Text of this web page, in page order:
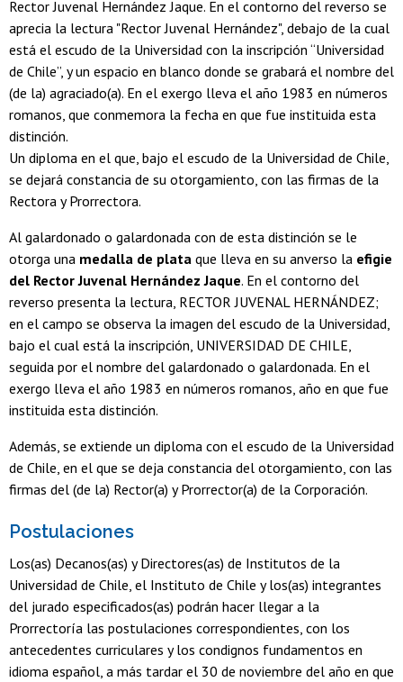
Rector Juvenal Hernández Jaque. En el contorno del reverso se
aprecia la lectura "Rector Juvenal Hernández", debajo de la cual
está el escudo de la Universidad con la inscripción “Universidad
de Chile”, y un espacio en blanco donde se grabará el nombre del
(de la) agraciado(a). En el exergo lleva el año 1983 en números
romanos, que conmemora la fecha en que fue instituida esta
distinción.
Un diploma en el que, bajo el escudo de la Universidad de Chile,
se dejará constancia de su otorgamiento, con las firmas de la
Rectora y Prorrectora.
Al galardonado o galardonada con de esta distinción se le
otorga una medalla de plata que lleva en su anverso la efigie
del Rector Juvenal Hernández Jaque. En el contorno del
reverso presenta la lectura, RECTOR JUVENAL HERNÁNDEZ;
en el campo se observa la imagen del escudo de la Universidad,
bajo el cual está la inscripción, UNIVERSIDAD DE CHILE,
seguida por el nombre del galardonado o galardonada. En el
exergo lleva el año 1983 en números romanos, año en que fue
instituida esta distinción.
Además, se extiende un diploma con el escudo de la Universidad
de Chile, en el que se deja constancia del otorgamiento, con las
firmas del (de la) Rector(a) y Prorrector(a) de la Corporación.
Postulaciones
Los(as) Decanos(as) y Directores(as) de Institutos de la
Universidad de Chile, el Instituto de Chile y los(as) integrantes
del jurado especificados(as) podrán hacer llegar a la
Prorrectoría las postulaciones correspondientes, con los
antecedentes curriculares y los condignos fundamentos en
idioma español, a más tardar el 30 de noviembre del año en que